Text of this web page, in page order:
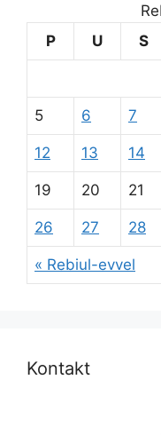
P
U S
« Rebiul-evvel
5 6 7
12 13 14
19 20 21
26 27 28
Kontakt